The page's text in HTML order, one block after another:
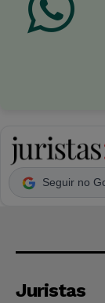
Seguir no
Juristas